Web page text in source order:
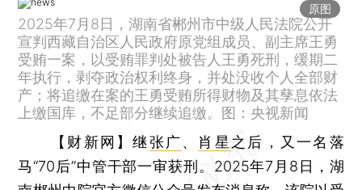
原图
2025年7月8日，湖南省郴州市中级人民法院公开
宣判西藏自治区人民政府原党组成员、副主席王勇
受贿一案，以受贿罪判处被告人王勇死刑，缓期二
年执行，剥夺政治权利终身，并处没收个人全部财
产；将追缴在案的王勇受贿所得财物及其孳息依法
上缴国库，不足部分继续追缴。图：央视新闻
【财新网】继张广、 肖星 之后，又一名落
马“70后”中管干部一审获刑。2025年7月8日，湖